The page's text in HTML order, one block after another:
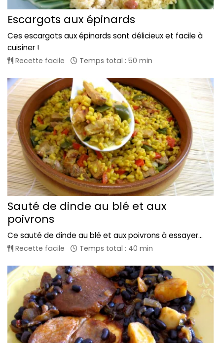
Escargots aux épinards
Ces escargots aux épinards sont délicieux et facile à
cuisiner !
Recette facile Temps total : 50 min
Sauté de dinde au blé et aux
poivrons
Ce sauté de dinde au blé et aux poivrons à essayer...
Recette facile Temps total : 40 min